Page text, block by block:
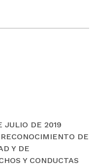
JULIO DE 2019
DE
Y DE
Y CONDUCTAS